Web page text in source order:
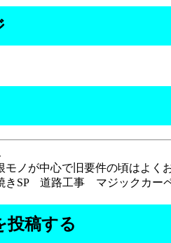
モノが中心で旧要件の頃はよく
きSP 道路工事 マジックカ
投稿する